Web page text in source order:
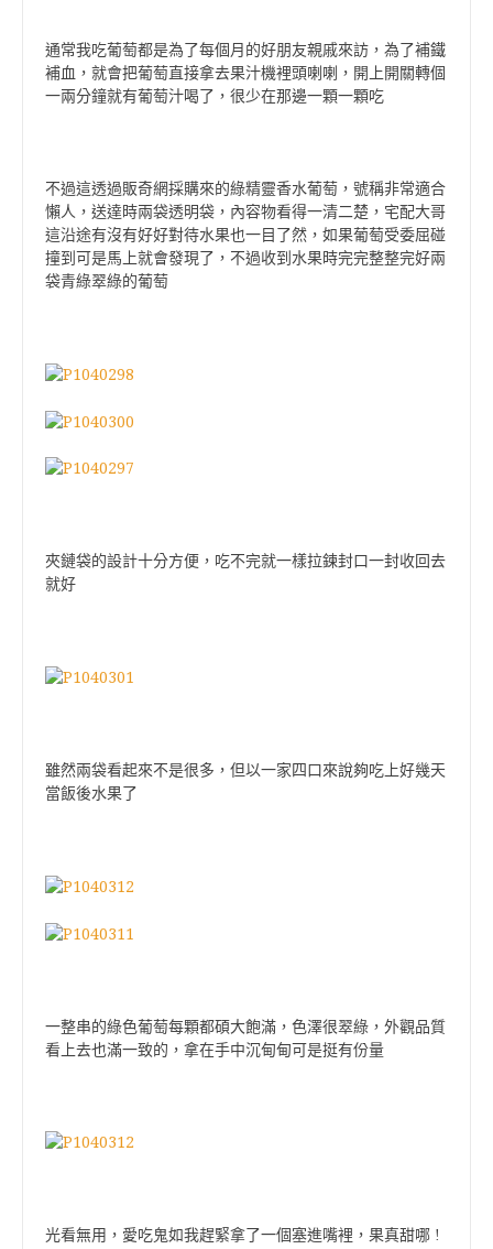
通常我吃葡萄都是為了每個月的好朋友親戚來訪，為了補鐵
補血，就會把葡萄直接拿去果汁機裡頭喇喇，開上開關轉個
一兩分鐘就有葡萄汁喝了，很少在那邊一顆一顆吃
不過這透過販奇網採購來的綠精靈香水葡萄，號稱非常適合
懶人，送達時兩袋透明袋，內容物看得一清二楚，宅配大哥
這沿途有沒有好好對待水果也一目了然，如果葡萄受委屈碰
撞到可是馬上就會發現了，不過收到水果時完完整整完好兩
袋青綠翠綠的葡萄
夾鏈袋的設計十分方便，吃不完就一樣拉鍊封口一封收回去
就好
雖然兩袋看起來不是很多，但以一家四口來說夠吃上好幾天
當飯後水果了
一整串的綠色葡萄每顆都碩大飽滿，色澤很翠綠，外觀品質
看上去也滿一致的，拿在手中沉甸甸可是挺有份量
光看無用，愛吃鬼如我趕緊拿了一個塞進嘴裡，果真甜哪 !